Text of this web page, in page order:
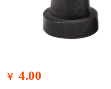
￥ 4.00